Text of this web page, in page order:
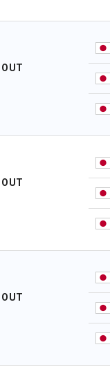
OUT
OUT
OUT